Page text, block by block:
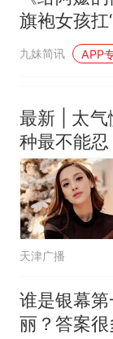
旗袍女孩扛
旗派送潮汕
九妹简讯 APP
最新 | 太气
种最不能忍
天津广播
谁是银幕
丽？答案很